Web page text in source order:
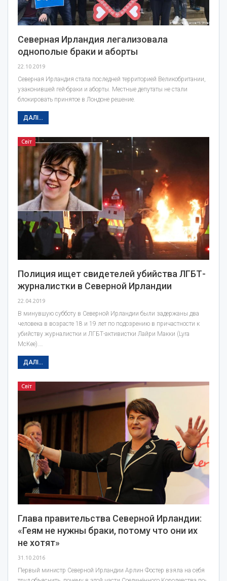
Северная Ирландия легализовала
однополые браки и аборты
22.10.2019
Северная Ирландия стала последней территорией Великобритании,
узаконившей гей-браки и аборты. Местные депутаты не стали
блокировать принятое в Лондоне решение.
ДАЛІ...
Світ
Полиция ищет свидетелей убийства ЛГБТ-
журналистки в Северной Ирландии
22.04.2019
В минувшую субботу в Северной Ирландии были задержаны два
человека в возрасте 18 и 19 лет по подозрению в причастности к
убийству журналистки и ЛГБТ-активистки Лайри Макки (Lyra
McKee).…
ДАЛІ...
Світ
Глава правительства Северной Ирландии:
«Геям не нужны браки, потому что они их
не хотят»
31.10.2016
Первый министр Северной Ирландии Арлин Фостер взяла на себя